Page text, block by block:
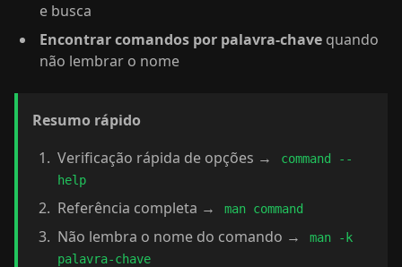
e busca
Encontrar comandos por palavra-chave quando
não lembrar o nome
Resumo rápido
Verificação rápida de opções →
command --
help
Referência completa → man command
Não lembra o nome do comando →
man -k
palavra-chave